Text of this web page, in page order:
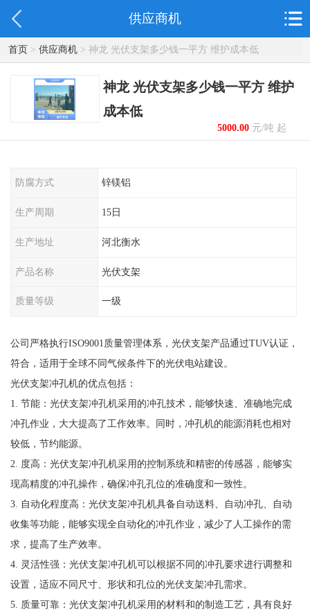
供应商机
首页> 供应商机> 神龙 光伏支架多少钱一平方 维护成本低
神龙 光伏支架多少钱一平方 维护
成本低
5000.00元/吨 起
防腐方式 锌镁铝
生产周期 15日
生产地址 河北衡水
产品名称 光伏支架
质量等级 一级
公司严格执行ISO9001质量管理体系，光伏支架产品通过TUV认证，
符合，适用于全球不同气候条件下的光伏电站建设。
光伏支架冲孔机的优点包括：
1. 节能：光伏支架冲孔机采用的冲孔技术，能够快速、准确地完成
冲孔作业，大大提高了工作效率。同时，冲孔机的能源消耗也相对
较低，节约能源。
2. 度高：光伏支架冲孔机采用的控制系统和精密的传感器，能够实
现高精度的冲孔操作，确保冲孔孔位的准确度和一致性。
3. 自动化程度高：光伏支架冲孔机具备自动送料、自动冲孔、自动
收集等功能，能够实现全自动化的冲孔作业，减少了人工操作的需
求，提高了生产效率。
4. 灵活性强：光伏支架冲孔机可以根据不同的冲孔要求进行调整和
设置，适应不同尺寸、形状和孔位的光伏支架冲孔需求。
5. 质量可靠：光伏支架冲孔机采用的材料和的制造工艺，具有良好